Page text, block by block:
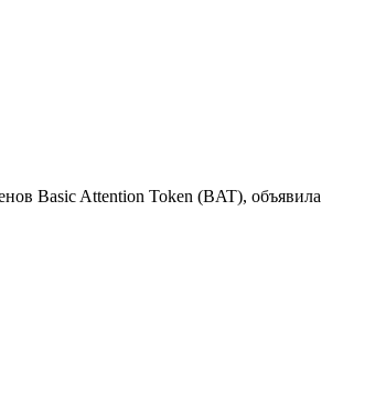
Basic Attention Token (BAT), объявила